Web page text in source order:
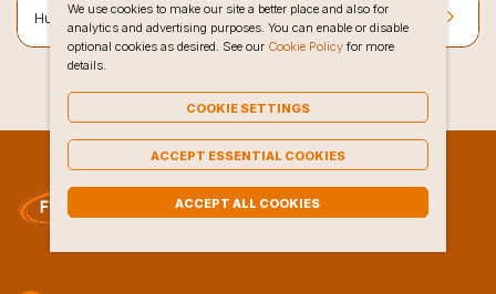
keyboard_arrow_right
Hur bokar jag bohagsflytt hos Flyttlinjeni Åkersberga
We use cookies to make our site a better place and also for
analytics and advertising purposes. You can enable or disable
optional cookies as desired. See our Cookie Policyfor more
details.
COOKIE SETTINGS
ACCEPT ESSENTIAL COOKIES
ACCEPT ALL COOKIES